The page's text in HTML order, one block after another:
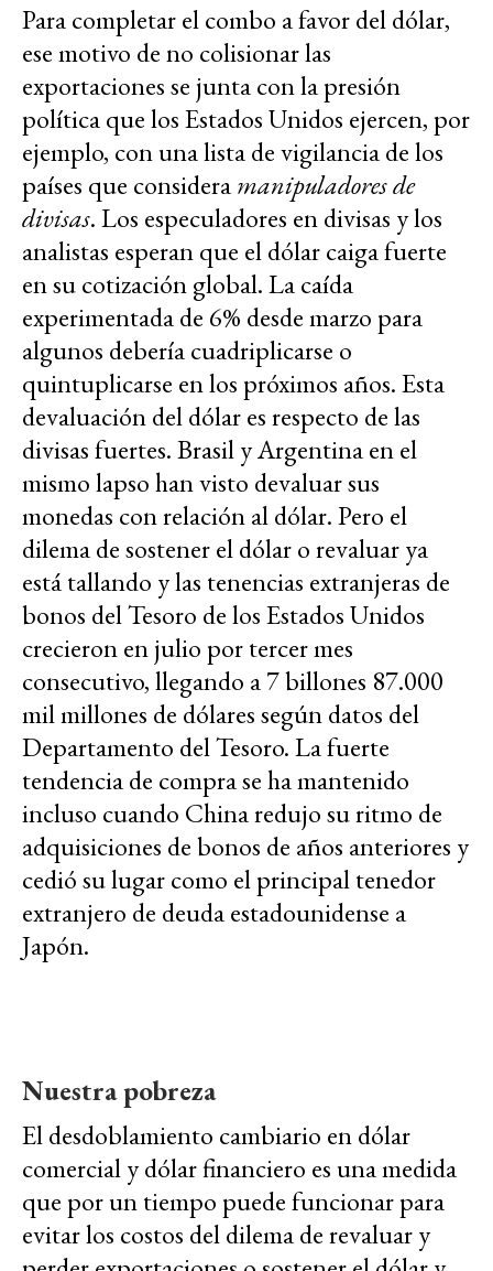
Para completar el combo a favor del dólar,
ese motivo de no colisionar las
exportaciones se junta con la presión
política que los Estados Unidos ejercen, por
ejemplo, con una lista de vigilancia de los
países que consideramanipuladores de
divisas. Los especuladores en divisas y los
analistas esperan que el dólar caiga fuerte
en su cotización global. La caída
experimentada de 6% desde marzo para
algunos debería cuadriplicarse o
quintuplicarse en los próximos años. Esta
devaluación del dólar es respecto de las
divisas fuertes. Brasil y Argentina en el
mismo lapso han visto devaluar sus
monedas con relación al dólar. Pero el
dilema de sostener el dólar o revaluar ya
está tallando y las tenencias extranjeras de
bonos del Tesoro de los Estados Unidos
crecieron en julio por tercer mes
consecutivo, llegando a 7 billones 87.000
mil millones de dólares según datos del
Departamento del Tesoro. La fuerte
tendencia de compra se ha mantenido
incluso cuando China redujo su ritmo de
adquisiciones de bonos de años anteriores y
cedió su lugar como el principal tenedor
extranjero de deuda estadounidense a
Japón.
Nuestra pobreza
El desdoblamiento cambiario en dólar
comercial y dólar financiero es una medida
que por un tiempo puede funcionar para
evitar los costos del dilema de revaluar y